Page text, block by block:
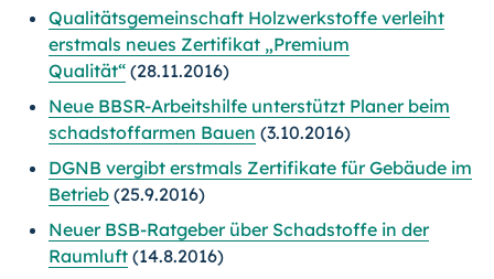
Qualitätsgemeinschaft Holzwerkstoffe verleiht
erstmals neues Zertifikat „Premium
Qualität“ (28.11.2016)
Neue BBSR-Arbeitshilfe unterstützt Planer beim
schadstoffarmen Bauen (3.10.2016)
DGNB vergibt erstmals Zertifikate für Gebäude im
Betrieb (25.9.2016)
Neuer BSB-Ratgeber über Schadstoffe in der
Raumluft (14.8.2016)